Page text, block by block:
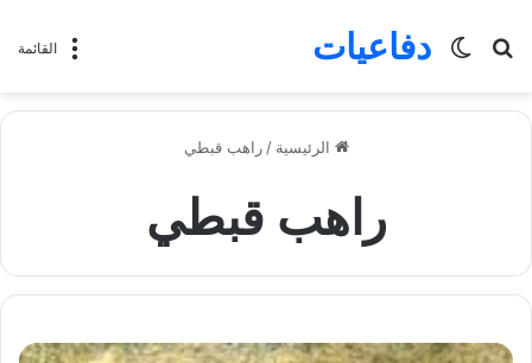
القائمة دفاعيات
بحث
الوضع
الرئيسية / راهب قبطي
راهب قبطي